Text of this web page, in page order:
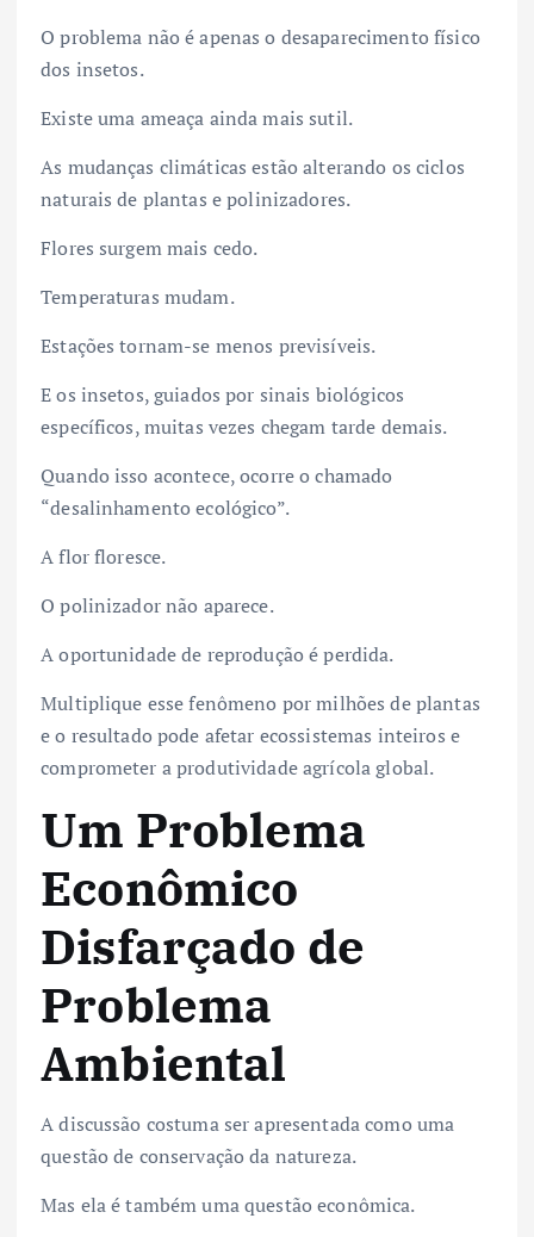
O problema não é apenas o desaparecimento físico
dos insetos.
Existe uma ameaça ainda mais sutil.
As mudanças climáticas estão alterando os ciclos
naturais de plantas e polinizadores.
Flores surgem mais cedo.
Temperaturas mudam.
Estações tornam-se menos previsíveis.
E os insetos, guiados por sinais biológicos
específicos, muitas vezes chegam tarde demais.
Quando isso acontece, ocorre o chamado
“desalinhamento ecológico”.
A flor floresce.
O polinizador não aparece.
A oportunidade de reprodução é perdida.
Multiplique esse fenômeno por milhões de plantas
e o resultado pode afetar ecossistemas inteiros e
comprometer a produtividade agrícola global.
Um Problema
Econômico
Disfarçado de
Problema
Ambiental
A discussão costuma ser apresentada como uma
questão de conservação da natureza.
Mas ela é também uma questão econômica.